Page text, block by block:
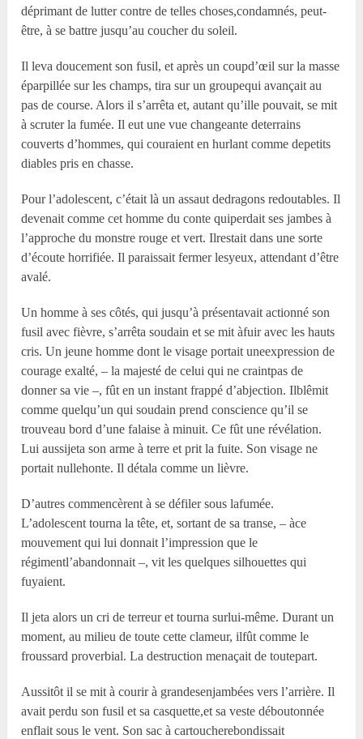
déprimant de lutter contre de telles choses,condamnés, peut-
être, à se battre jusqu’au coucher du soleil.
Il leva doucement son fusil, et après un coupd’œil sur la masse
éparpillée sur les champs, tira sur un groupequi avançait au
pas de course. Alors il s’arrêta et, autant qu’ille pouvait, se mit
à scruter la fumée. Il eut une vue changeante deterrains
couverts d’hommes, qui couraient en hurlant comme depetits
diables pris en chasse.
Pour l’adolescent, c’était là un assaut dedragons redoutables. Il
devenait comme cet homme du conte quiperdait ses jambes à
l’approche du monstre rouge et vert. Ilrestait dans une sorte
d’écoute horrifiée. Il paraissait fermer lesyeux, attendant d’être
avalé.
Un homme à ses côtés, qui jusqu’à présentavait actionné son
fusil avec fièvre, s’arrêta soudain et se mit àfuir avec les hauts
cris. Un jeune homme dont le visage portait uneexpression de
courage exalté, – la majesté de celui qui ne craintpas de
donner sa vie –, fût en un instant frappé d’abjection. Ilblêmit
comme quelqu’un qui soudain prend conscience qu’il se
trouveau bord d’une falaise à minuit. Ce fût une révélation.
Lui aussijeta son arme à terre et prit la fuite. Son visage ne
portait nullehonte. Il détala comme un lièvre.
D’autres commencèrent à se défiler sous lafumée.
L’adolescent tourna la tête, et, sortant de sa transe, – àce
mouvement qui lui donnait l’impression que le
régimentl’abandonnait –, vit les quelques silhouettes qui
fuyaient.
Il jeta alors un cri de terreur et tourna surlui-même. Durant un
moment, au milieu de toute cette clameur, ilfût comme le
froussard proverbial. La destruction menaçait de toutepart.
Aussitôt il se mit à courir à grandesenjambées vers l’arrière. Il
avait perdu son fusil et sa casquette,et sa veste déboutonnée
enflait sous le vent. Son sac à cartoucherebondissait